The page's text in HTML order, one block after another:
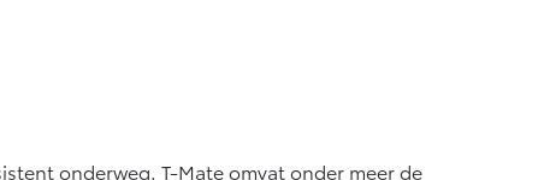
onderweg. T-Mate omvat onder meer de